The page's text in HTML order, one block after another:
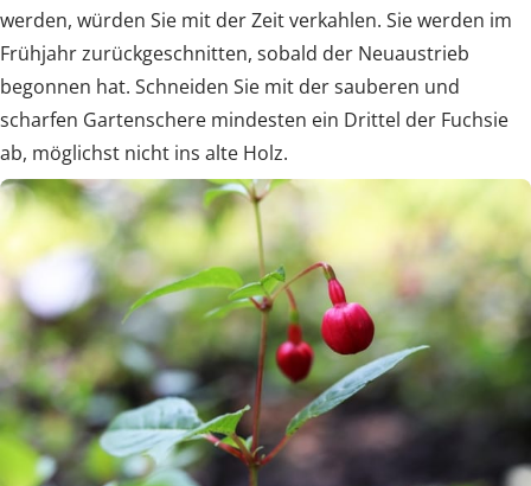
werden, würden Sie mit der Zeit verkahlen. Sie werden im
Frühjahr zurückgeschnitten, sobald der Neuaustrieb
begonnen hat. Schneiden Sie mit der sauberen und
scharfen Gartenschere mindesten ein Drittel der Fuchsie
ab, möglichst nicht ins alte Holz.